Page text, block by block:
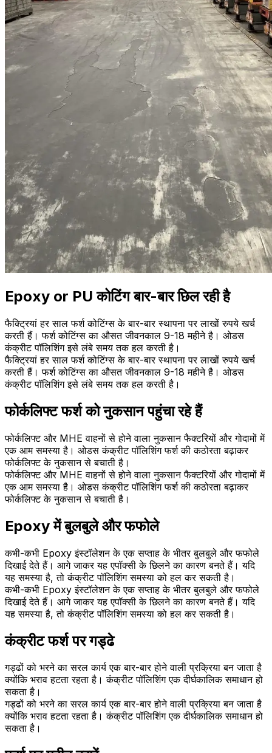
Epoxy or PU कोटिंग बार-बार छिल रही है
फैक्ट्रियां हर साल फर्श कोटिंग्स के बार-बार स्थापना पर लाखों रुपये खर्च
करती हैं। फर्श कोटिंग्स का औसत जीवनकाल 9-18 महीने है। ओडस
कंक्रीट पॉलिशिंग इसे लंबे समय तक हल करती है।
फैक्ट्रियां हर साल फर्श कोटिंग्स के बार-बार स्थापना पर लाखों रुपये खर्च
करती हैं। फर्श कोटिंग्स का औसत जीवनकाल 9-18 महीने है। ओडस
कंक्रीट पॉलिशिंग इसे लंबे समय तक हल करती है।
फोर्कलिफ्ट फर्श को नुकसान पहुंचा रहे हैं
फोर्कलिफ्ट और MHE वाहनों से होने वाला नुकसान फैक्टरियों और गोदामों में
एक आम समस्या है। ओडस कंक्रीट पॉलिशिंग फर्श की कठोरता बढ़ाकर
फोर्कलिफ्ट के नुकसान से बचाती है।
फोर्कलिफ्ट और MHE वाहनों से होने वाला नुकसान फैक्टरियों और गोदामों में
एक आम समस्या है। ओडस कंक्रीट पॉलिशिंग फर्श की कठोरता बढ़ाकर
फोर्कलिफ्ट के नुकसान से बचाती है।
Epoxy में बुलबुले और फफोले
कभी-कभी Epoxy इंस्टॉलेशन के एक सप्ताह के भीतर बुलबुले और फफोले
दिखाई देते हैं। आगे जाकर यह एपॉक्सी के छिलने का कारण बनते हैं। यदि
यह समस्या है, तो कंक्रीट पॉलिशिंग समस्या को हल कर सकती है।
कभी-कभी Epoxy इंस्टॉलेशन के एक सप्ताह के भीतर बुलबुले और फफोले
दिखाई देते हैं। आगे जाकर यह एपॉक्सी के छिलने का कारण बनते हैं। यदि
यह समस्या है, तो कंक्रीट पॉलिशिंग समस्या को हल कर सकती है।
कंक्रीट फर्श पर गड्ढे
गड्ढों को भरने का सरल कार्य एक बार-बार होने वाली प्रक्रिया बन जाता है
क्योंकि भराव हटता रहता है। कंक्रीट पॉलिशिंग एक दीर्घकालिक समाधान हो
सकता है।
गड्ढों को भरने का सरल कार्य एक बार-बार होने वाली प्रक्रिया बन जाता है
क्योंकि भराव हटता रहता है। कंक्रीट पॉलिशिंग एक दीर्घकालिक समाधान हो
सकता है।